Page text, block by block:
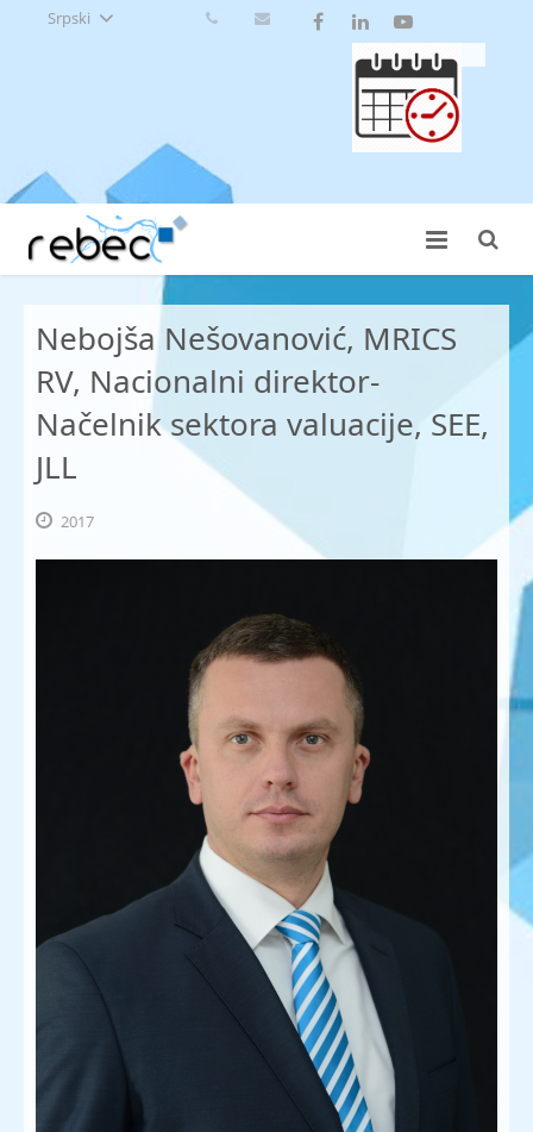
Srpski
Nebojša Nešovanović, MRICS
RV, Nacionalni direktor-
Načelnik sektora valuacije, SEE,
JLL
2017